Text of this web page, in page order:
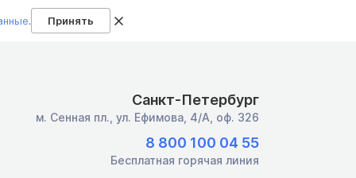
. Принять
Санкт-Петербург
м. Сенная пл., ул. Ефимова, 4/А, оф. 326
8 800 100 04 55
Бесплатная горячая линия